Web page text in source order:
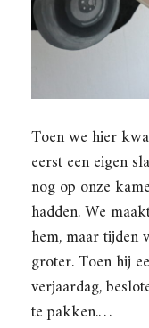
Toen we hier
eerst een eigen
nog op onze
hadden. We
hem, maar tijden
groter. Toen hij
verjaardag,
te pakken.…